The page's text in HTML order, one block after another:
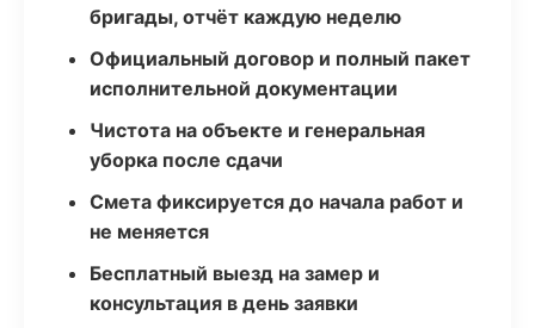
бригады, отчёт каждую неделю
Официальный договор и полный пакет
исполнительной документации
Чистота на объекте и генеральная
уборка после сдачи
Смета фиксируется до начала работ и
не меняется
Бесплатный выезд на замер и
консультация в день заявки